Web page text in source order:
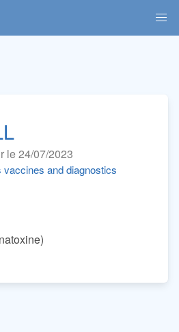
le 24/07/2023
vaccines and diagnostics